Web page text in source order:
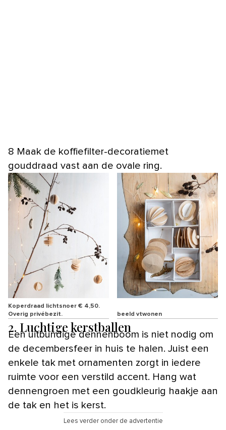
8 Maak de koffiefilter-decoratiemet
gouddraad vast aan de ovale ring.
Koperdraad lichtsnoer € 4,50.
Overig privébezit.
beeld vtwonen
2. Luchtige kerstballen
Een uitbundige dennenboom is niet nodig om
de decembersfeer in huis te halen. Juist een
enkele tak met ornamenten zorgt in iedere
ruimte voor een verstild accent. Hang wat
dennengroen met een goudkleurig haakje aan
de tak en het is kerst.
Lees verder onder de advertentie